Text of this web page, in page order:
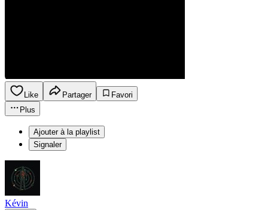
Like Partager
Favori
Plus
Ajouter à la playlist
Signaler
Kévin